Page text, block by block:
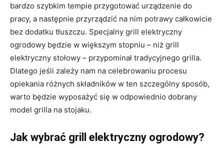
bardzo szybkim tempie przygotować urządzenie do
pracy, a następnie przyrządzić na nim potrawy całkowicie
bez dodatku tłuszczu. Specjalny grill elektryczny
ogrodowy będzie w większym stopniu – niż grill
elektryczny stołowy – przypominał tradycyjnego grilla.
Dlatego jeśli zależy nam na celebrowaniu procesu
opiekania różnych składników w ten szczególny sposób,
warto będzie wyposażyć się w odpowiednio dobrany
model grilla na stojaku.
Jak wybrać grill elektryczny ogrodowy?